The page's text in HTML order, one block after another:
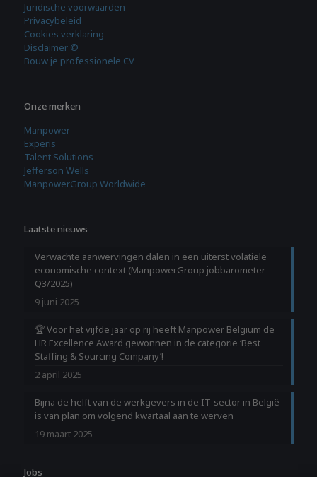
Juridische voorwaarden
Privacybeleid
Cookies verklaring
Disclaimer ©
Bouw je professionele CV
Onze merken
Manpower
Experis
Talent Solutions
Jefferson Wells
ManpowerGroup Worldwide
Laatste nieuws
Verwachte aanwervingen dalen in een uiterst volatiele
economische context (ManpowerGroup jobbarometer
Q3/2025)
9 juni 2025
🏆 Voor het vijfde jaar op rij heeft Manpower Belgium de
HR Excellence Award gewonnen in de categorie ‘Best
Staffing & Sourcing Company’!
2 april 2025
Bijna de helft van de werkgevers in de IT-sector in België
is van plan om volgend kwartaal aan te werven
19 maart 2025
Jobs